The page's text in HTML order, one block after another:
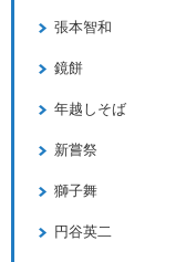
張本智和
鏡餅
年越しそば
新嘗祭
獅子舞
円谷英二